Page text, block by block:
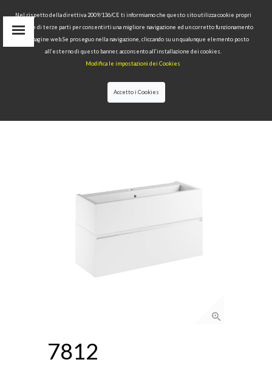
Area Riservata
COLLEZIONI >> KANAAL
7812
Nel rispetto della direttiva 2009/136/CE ti informiamo che questo sito utilizza cookie propri
tecnici e di terze parti per consentirti una migliore navigazione ed un corretto funzionamento
delle pagine web.Se proseguo nella navigazione, cliccando su un qualunque elemento posto
all’esterno di questo banner, acconsento all’installazione dei cookies.
Modifica le impostazioni dei Cookies
Accetto i Cookies